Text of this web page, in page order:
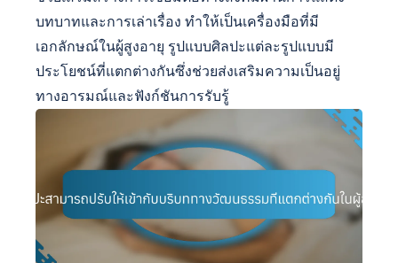
บทบาทและการเล่าเรื่อง ทำให้เป็นเครื่องมือที่มี
เอกลักษณ์ในผู้สูงอายุ รูปแบบศิลปะแต่ละรูปแบบมี
ประโยชน์ที่แตกต่างกันซึ่งช่วยส่งเสริมความเป็นอยู่
ทางอารมณ์และฟังก์ชันการรับรู้